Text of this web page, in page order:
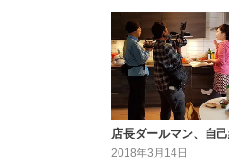
店長ダールマン、自
2018年3月14日